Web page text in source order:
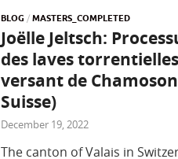
BLOG / MASTERS_COMPLETED
Joëlle Jeltsch:
des laves
versant de
Suisse)
December 19, 2022
The canton of Valais in